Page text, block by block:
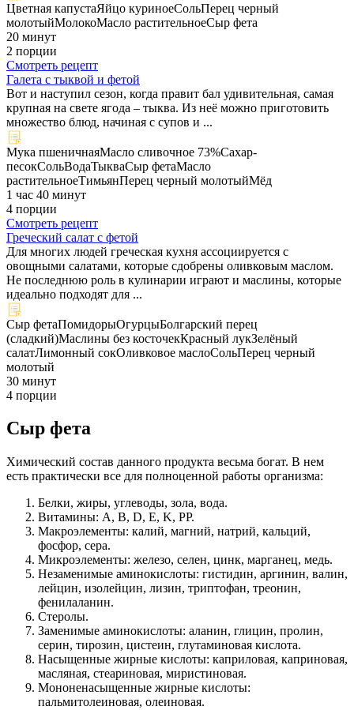
Цветная капустаЯйцо куриноеСольПерец черный
молотыйМолокоМасло растительноеСыр фета
20 минут
2 порции
Смотреть рецепт
Галета с тыквой и фетой
Вот и наступил сезон, когда правит бал удивительная, самая
крупная на свете ягода – тыква. Из неё можно приготовить
множество блюд, начиная с супов и ...
Мука пшеничнаяМасло сливочное 73%Сахар-
песокСольВодаТыкваСыр фетаМасло
растительноеТимьянПерец черный молотыйМёд
1 час 40 минут
4 порции
Смотреть рецепт
Греческий салат с фетой
Для многих людей греческая кухня ассоциируется с
овощными салатами, которые сдобрены оливковым маслом.
Не последнюю роль в кулинарии играют и маслины, которые
идеально подходят для ...
Сыр фетаПомидорыОгурцыБолгарский перец
(сладкий)Маслины без косточекКрасный лукЗелёный
салатЛимонный сокОливковое маслоСольПерец черный
молотый
30 минут
4 порции
Сыр фета
Химический состав данного продукта весьма богат. В нем
есть практически все для полноценной работы организма:
Белки, жиры, углеводы, зола, вода.
Витамины: А, В, D, E, K, PP.
Макроэлементы: калий, магний, натрий, кальций,
фосфор, сера.
Микроэлементы: железо, селен, цинк, марганец, медь.
Незаменимые аминокислоты: гистидин, аргинин, валин,
лейцин, изолейцин, лизин, триптофан, треонин,
фенилаланин.
Стеролы.
Заменимые аминокислоты: аланин, глицин, пролин,
серин, тирозин, цистеин, глутаминовая кислота.
Насыщенные жирные кислоты: каприловая, каприновая,
масляная, стеариновая, миристиновая.
Мононенасыщенные жирные кислоты:
пальмитолеиновая, олеиновая.